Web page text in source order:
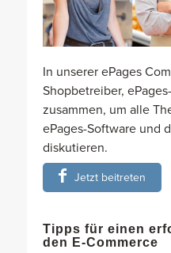
In unserer ePages
Shopbetreiber,
zusammen, um alle
ePages-Software und
diskutieren.
Jetzt beitreten
Tipps für einen
den E-Commerce